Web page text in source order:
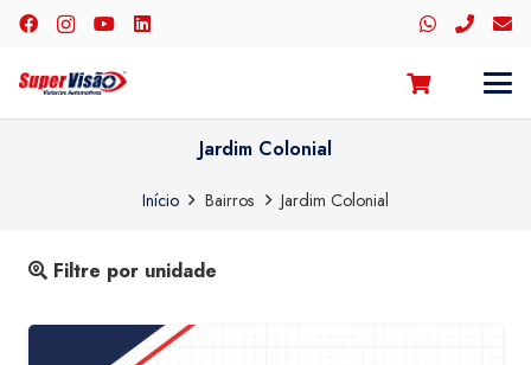
Jardim Colonial
Início Bairros Jardim Colonial
Filtre por unidade